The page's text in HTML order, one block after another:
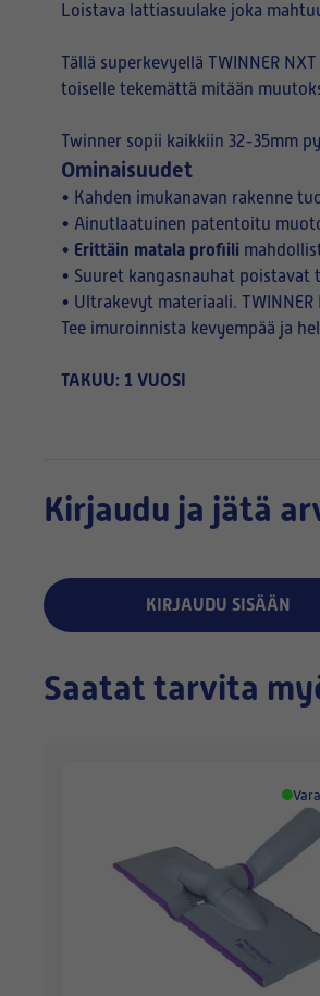
Loistava lattiasuulake joka
Tällä superkevyellä TWINNER
toiselle tekemättä mitään
Twinner sopii kaikkiin 32-35mm
Ominaisuudet
• Kahden imukanavan rakenne
• Ainutlaatuinen patentoitu
• Erittäin matala profiili
• Suuret kangasnauhat
• Ultrakevyt materiaali.
Tee imuroinnista kevyempää ja
TAKUU: 1 VUOSI
Kirjaudu ja jätä
KIRJAUDU SISÄÄN
Saatat tarvita